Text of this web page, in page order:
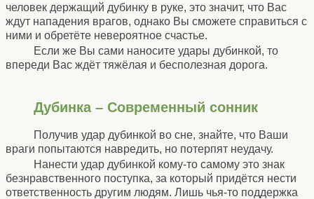
человек держащий дубинку в руке, это значит, что Вас
ждут нападения врагов, однако Вы сможете справиться с
ними и обретёте невероятное счастье.
Если же Вы сами наносите удары дубинкой, то
впереди Вас ждёт тяжёлая и бесполезная дорога.
Дубинка – Современный сонник
Получив удар дубинкой во сне, знайте, что Ваши
враги попытаются навредить, но потерпят неудачу.
Нанести удар дубинкой кому-то самому это знак
безнравственного поступка, за который придётся нести
ответственность другим людям. Лишь чья-то поддержка